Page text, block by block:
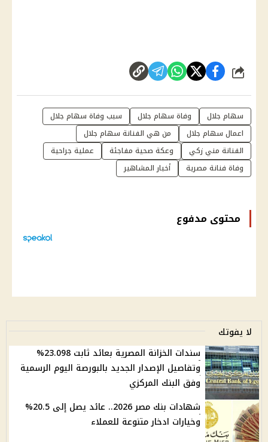
شارك
سهام جلال وفاة سهام جلال
سبب وفاة سهام جلال
اعمال سهام جلال
من هي الفنانة سهام جلال
الفنانة مني زكي
وعكة صحية مفاجئة
عملية جراحية
وفاة فنانة مصرية
أخبار المشاهير
محتوى مدفوع
لا يفوتك
سندات الخزانة المصرية بعائد ثابت 23.098%
وتفاصيل الإصدار الجديد بالبورصة اليوم الرسمية
وفق البنك المركزي
شهادات بنك مصر 2026.. عائد يصل إلى 20.5%
وخيارات ادخار متنوعة للعملاء